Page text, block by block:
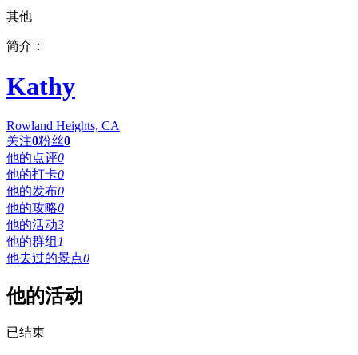
其他
简介：
Kathy
Rowland Heights, CA
关注0粉丝0
他的点评0
他的打卡0
他的发布0
他的攻略0
他的活动3
他的群组 1
他去过的景点0
他的活动
已结束